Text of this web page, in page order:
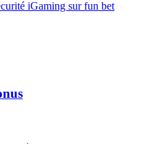
iGaming sur fun bet